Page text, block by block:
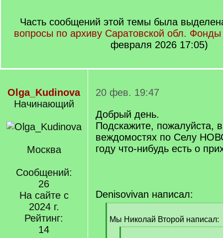
Часть сообщений этой темы была
вопросы по архиву Саратовской обл.
февраля 2026 17:05)
Olga_Kudinova
Начинающий
Москва
Сообщений:
26
На сайте с
2024 г.
Рейтинг:
14
20 фев. 19:47
Добрый день.
Подскажите, пожалуйста,
веждомостях по Селу
году что-нибудь есть о
Denisovivan написал:
q
Мы Николай Второй написал: